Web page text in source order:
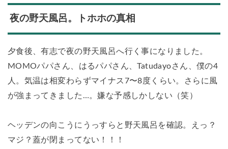
夜の野天風呂。トホホの真相
夕食後、有志で夜の野天風呂へ行く事になりました。
MOMOパパさん、はるパパさん、Tatudayoさん、僕の4
人。気温は相変わらずマイナス7〜8度くらい。さらに風
が強まってきました…。嫌な予感しかしない（笑）
ヘッデンの向こうにうっすらと野天風呂を確認。えっ？
マジ？蓋が閉まってない！！！